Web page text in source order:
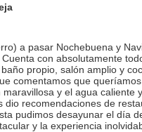
a pasar Nochebuena y
con absolutamente
propio, salón amplio y
comentamos que
y el agua caliente
recomendaciones de
pudimos desayunar el día
y la experiencia